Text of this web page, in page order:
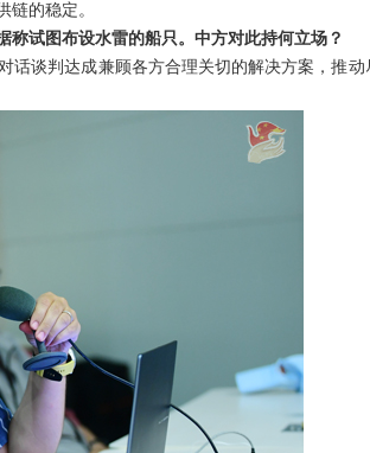
的稳定。
试图布设水雷的船只。中方对此持何立场？
话谈判达成兼顾各方合理关切的解决方案，推